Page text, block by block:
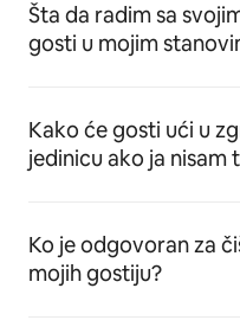
Šta da radim sa
gosti u mojim
Kako će gosti ući u
jedinicu ako ja nisam
Ko je odgovoran za
mojih gostiju?